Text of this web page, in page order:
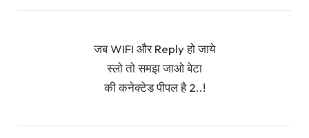
जब WIFI और Reply हो जाये
स्लो तो समझ जाओ बेटा
की कनेक्टेड पीपल है 2..!